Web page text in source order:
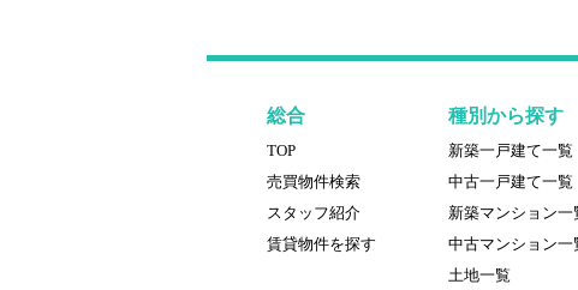
総合
TOP
売買物件検索
スタッフ紹介
賃貸物件を探す
種別から探す
新築一戸建て一覧
中古一戸建て一覧
新築マンション一
中古マンション一
土地一覧